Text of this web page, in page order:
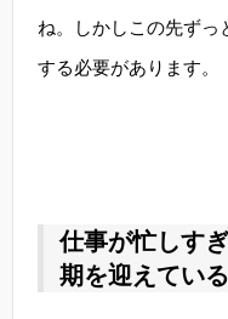
ね。しかしこの先ずっ
する必要があります。
仕事が忙しす
期を迎えている